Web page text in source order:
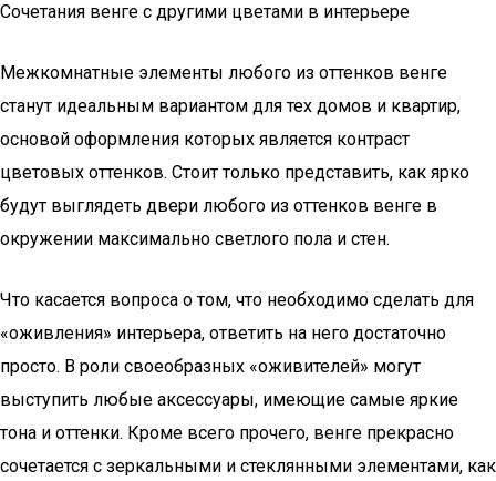
Сочетания венге с другими цветами в интерьере
Межкомнатные элементы любого из оттенков венге
станут идеальным вариантом для тех домов и квартир,
основой оформления которых является контраст
цветовых оттенков. Стоит только представить, как ярко
будут выглядеть двери любого из оттенков венге в
окружении максимально светлого пола и стен.
Что касается вопроса о том, что необходимо сделать для
«оживления» интерьера, ответить на него достаточно
просто. В роли своеобразных «оживителей» могут
выступить любые аксессуары, имеющие самые яркие
тона и оттенки. Кроме всего прочего, венге прекрасно
сочетается с зеркальными и стеклянными элементами, как